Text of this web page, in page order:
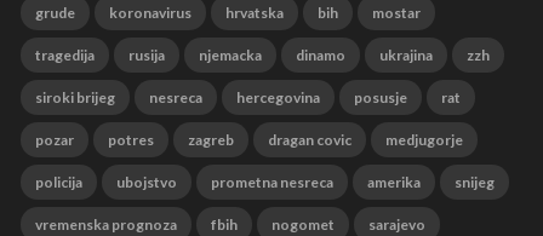
grude koronavirus hrvatska bih mostar
tragedija rusija njemacka dinamo ukrajina zzh
siroki brijeg nesreca hercegovina posusje rat
pozar potres zagreb dragan covic medjugorje
policija ubojstvo prometna nesreca amerika snijeg
vremenska prognoza fbih nogomet sarajevo